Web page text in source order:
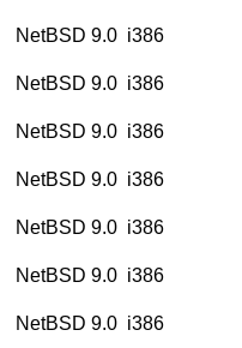
NetBSD 9.0 i386
NetBSD 9.0 i386
NetBSD 9.0 i386
NetBSD 9.0 i386
NetBSD 9.0 i386
NetBSD 9.0 i386
NetBSD 9.0 i386